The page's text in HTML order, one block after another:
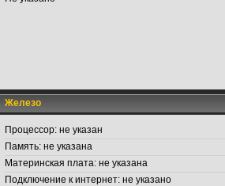
Железо
Процессор: не указан
Память: не указана
Материнская плата: не указана
Подключение к интернет: не указано